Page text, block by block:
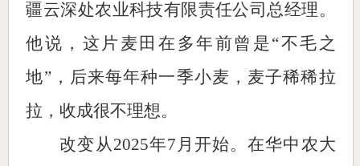
疆云深处农业科技有限责任公司总经理。
他说，这片麦田在多年前曾是“不毛之
地”，后来每年种一季小麦，麦子稀稀拉
拉，收成很不理想。
改变从2025年7月开始。在华中农大